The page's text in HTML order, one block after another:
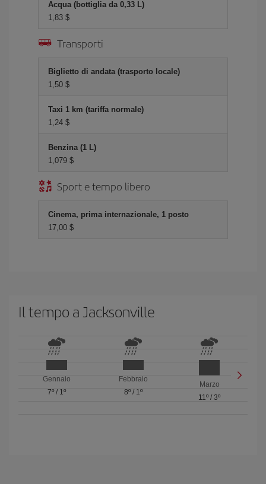
Acqua (bottiglia da 0,33 L)
1,83 $
Transporti
Biglietto di andata (trasporto locale)
1,50 $
Taxi 1 km (tariffa normale)
1,24 $
Benzina (1 L)
1,079 $
Sport e tempo libero
Cinema, prima internazionale, 1 posto
17,00 $
Il tempo a Jacksonville
Gennaio
7º/ 1º
Febbraio
8º/ 1º
Marzo
11º /3º